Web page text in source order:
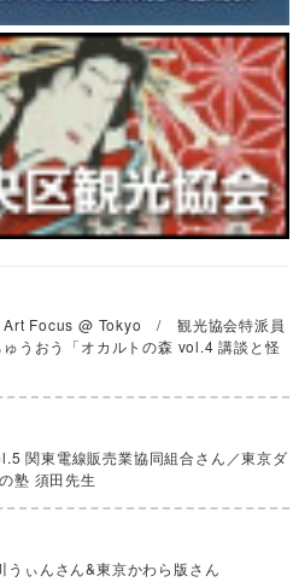
Focus @ Tokyo / 観光協会特派員
おう「オカルトの森 vol.4 講談と怪
関東電線販売業協同組合さん／東京ダ
塾 須田先生
ぃんさん&東京かわら版さん